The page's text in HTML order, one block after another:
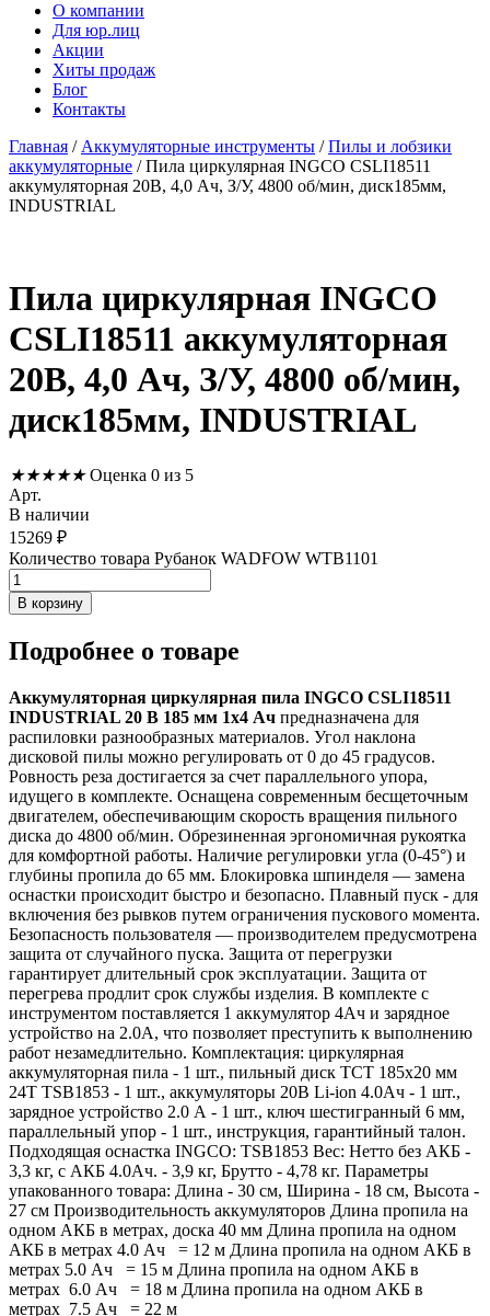
О компании
Для юр.лиц
Акции
Хиты продаж
Блог
Контакты
Главная / Аккумуляторные инструменты /Пилы и лобзики
аккумуляторные / Пила циркулярная INGCO CSLI18511
аккумуляторная 20В, 4,0 Ач, З/У, 4800 об/мин, диск185мм,
INDUSTRIAL
Пила циркулярная INGCO
CSLI18511 аккумуляторная
20В, 4,0 Ач, З/У, 4800 об/мин,
диск185мм, INDUSTRIAL
★★★★★ Оценка 0 из 5
Арт.
В наличии
15269 ₽
Количество товара Рубанок WADFOW WTB1101
В корзину
Подробнее о товаре
Аккумуляторная циркулярная пила INGCO CSLI18511
INDUSTRIAL 20 В 185 мм 1x4 Ач предназначена для
распиловки разнообразных материалов. Угол наклона
дисковой пилы можно регулировать от 0 до 45 градусов.
Ровность реза достигается за счет параллельного упора,
идущего в комплекте. Оснащена современным бесщеточным
двигателем, обеспечивающим скорость вращения пильного
диска до 4800 об/мин. Обрезиненная эргономичная рукоятка
для комфортной работы. Наличие регулировки угла (0-45°) и
глубины пропила до 65 мм. Блокировка шпинделя — замена
оснастки происходит быстро и безопасно. Плавный пуск - для
включения без рывков путем ограничения пускового момента.
Безопасность пользователя — производителем предусмотрена
защита от случайного пуска. Защита от перегрузки
гарантирует длительный срок эксплуатации. Защита от
перегрева продлит срок службы изделия. В комплекте с
инструментом поставляется 1 аккумулятор 4Ач и зарядное
устройство на 2.0А, что позволяет преступить к выполнению
работ незамедлительно. Комплектация: циркулярная
аккумуляторная пила - 1 шт., пильный диск TCT 185х20 мм
24Т TSB1853 - 1 шт., аккумуляторы 20В Li-ion 4.0Ач - 1 шт.,
зарядное устройство 2.0 А - 1 шт., ключ шестигранный 6 мм,
параллельный упор - 1 шт., инструкция, гарантийный талон.
Подходящая оснастка INGCO: TSB1853 Вес: Нетто без АКБ -
3,3 кг, с АКБ 4.0Ач. - 3,9 кг, Брутто - 4,78 кг. Параметры
упакованного товара: Длина - 30 см, Ширина - 18 см, Высота -
27 см Производительность аккумуляторов Длина пропила на
одном АКБ в метрах, доска 40 мм Длина пропила на одном
АКБ в метрах 4.0 Ач = 12 м Длина пропила на одном АКБ в
метрах 5.0 Ач = 15 м Длина пропила на одном АКБ в
метрах 6.0 Ач = 18 м Длина пропила на одном АКБ в
метрах 7.5 Ач = 22 м